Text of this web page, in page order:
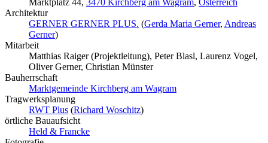
Marktplatz 44, 3470 Kirchberg am Wagram, Österreich
Architektur
GERNER GERNER PLUS. (Gerda Maria Gerner, Andreas
Gerner)
Mitarbeit
Matthias Raiger (Projektleitung), Peter Blasl, Laurenz Vogel,
Oliver Gerner, Christian Münster
Bauherrschaft
Marktgemeinde Kirchberg am Wagram
Tragwerksplanung
RWT Plus (Richard Woschitz)
örtliche Bauaufsicht
Held & Francke